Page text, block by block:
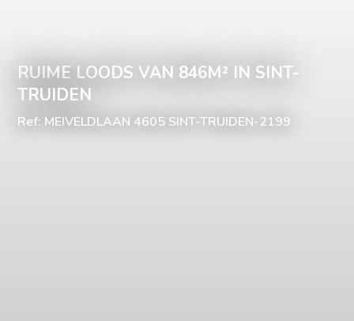
RUIME LOODS VAN 846M² IN SINT-
TRUIDEN
Ref: MEIVELDLAAN 4605 SINT-TRUIDEN-2199